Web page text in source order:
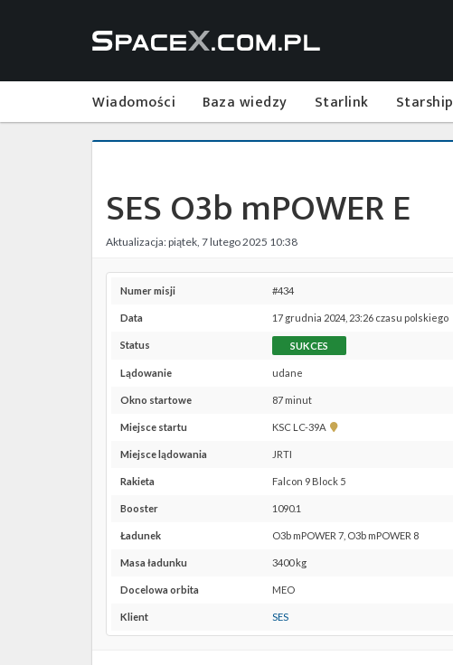
Wiadomości Baza wiedzy Starlink Starship
SES O3b mPOWER E
Aktualizacja: piątek, 7 lutego 2025 10:38
Numer misji #434
Data 17 grudnia 2024, 23:26 czasu polskiego
Status SUKCES
Lądowanie udane
Okno startowe 87 minut
Miejsce startu KSC LC-39A
Pokaż
LC-
Maps
Miejsce lądowania JRTI
Rakieta Falcon 9 Block 5
Booster 1090.1
Ładunek O3b mPOWER 7, O3b mPOWER 8
Masa ładunku 3400 kg
Docelowa orbita MEO
Klient SES